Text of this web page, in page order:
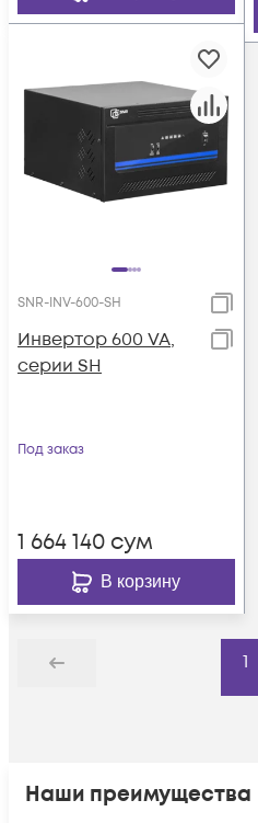
SNR-INV-600-SH
Инвертор 600 VA,
серии SH
Под заказ
1 664 140 сум
В корзину
Назад
1
Наши преимущества